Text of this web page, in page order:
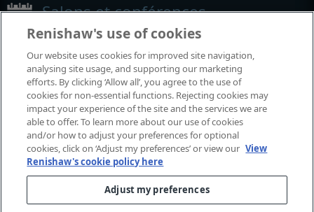
Salons et conférences
© 2001–2026 Renishaw plc. Tous droits réservés.
Contactez-nous|Juridique et conformité|Accessibilité|
Renishaw's use of cookies
Our website uses cookies for improved site navigation,
analysing site usage, and supporting our marketing
efforts. By clicking ‘Allow all’, you agree to the use of
cookies for non-essential functions. Rejecting cookies may
impact your experience of the site and the services we are
able to offer. To learn more about our use of cookies
and/or how to adjust your preferences for optional
cookies, click on ‘Adjust my preferences’ or view our View
Renishaw's cookie policy here
Adjust my preferences